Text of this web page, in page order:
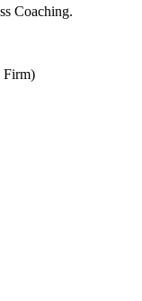
Coaching.
Firm)